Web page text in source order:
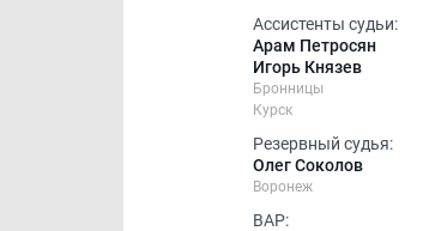
Ассистенты судьи:
Арам Петросян
Игорь Князев
Бронницы
Курск
Резервный судья:
Олег Соколов
Воронеж
ВАР: